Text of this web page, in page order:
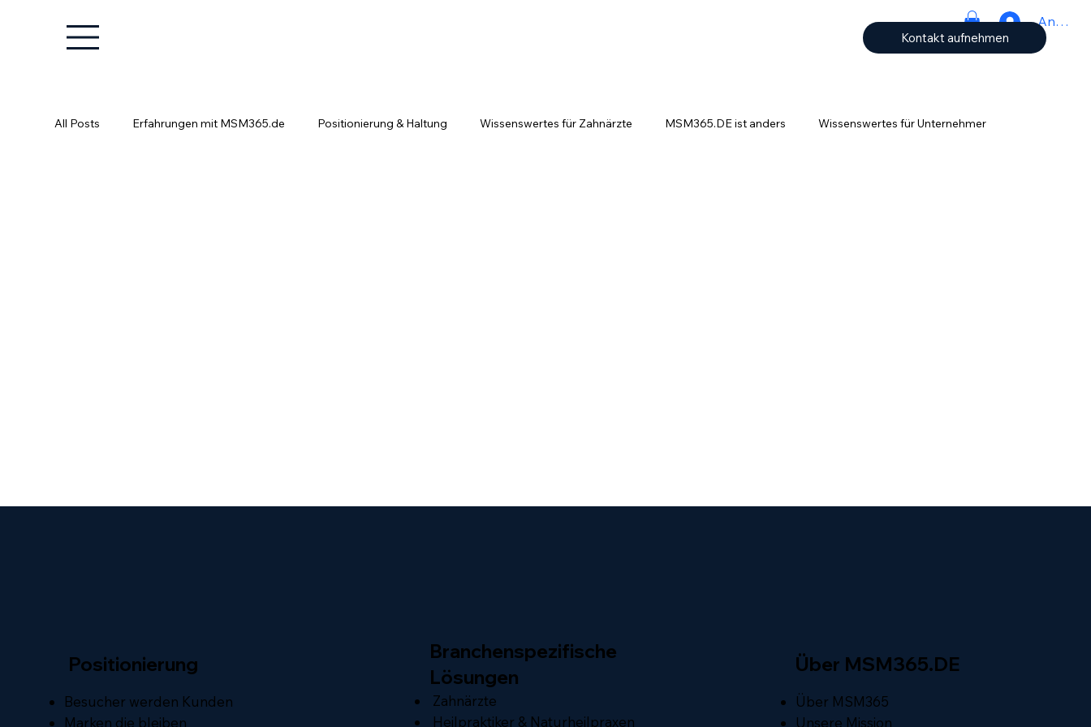
Kontakt aufnehmen
All Posts Erfahrungen mit MSM365.de Positionierung & Haltung Wissenswertes für Zahnärzte MSM365.DE ist anders Wissenswertes für Unternehmer
Positionierung
Branchenspezifische
Lösungen
Über MSM365.DE
Besucher werden Kunden
Marken die bleiben
Zahnärzte
Heilpraktiker & Naturheilpraxen
Über MSM365
Unsere Mission